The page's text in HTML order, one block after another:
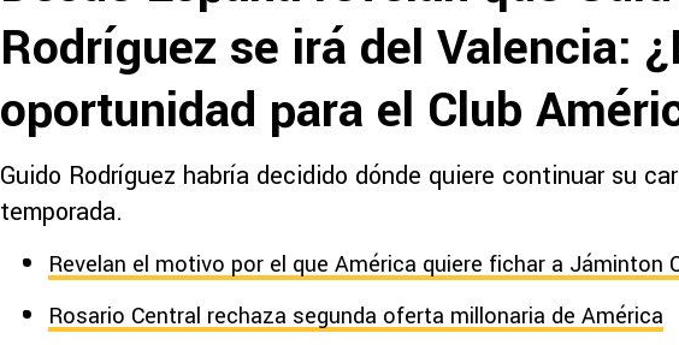
Rodríguez se irá del Valencia:
oportunidad para el Club
Guido Rodríguez habría decidido dónde quiere continuar su
temporada.
Revelan el motivo por el que América quiere fichar a Jáminton
Rosario Central rechaza segunda oferta millonaria de América